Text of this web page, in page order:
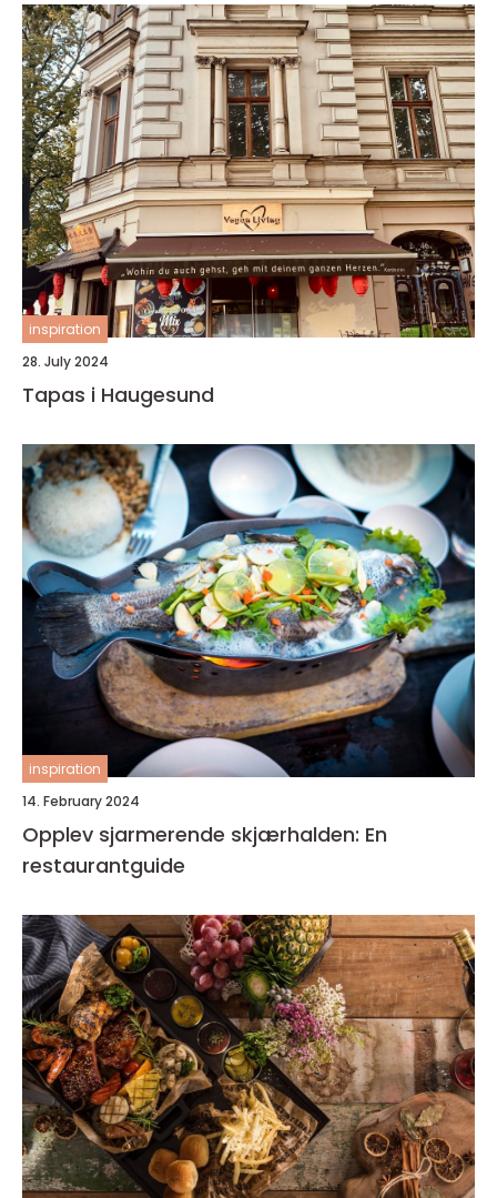
inspiration
28. July 2024
Tapas i Haugesund
inspiration
14. February 2024
Opplev sjarmerende skjærhalden: En
restaurantguide